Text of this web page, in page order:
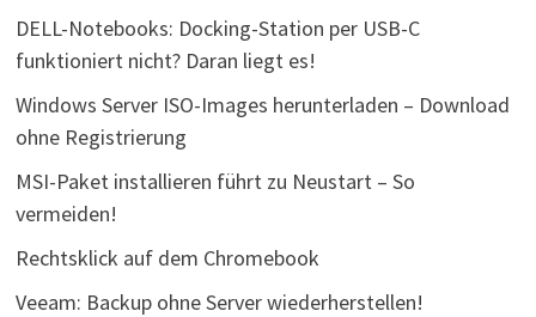
DELL-Notebooks: Docking-Station per USB-C
funktioniert nicht? Daran liegt es!
Windows Server ISO-Images herunterladen – Download
ohne Registrierung
MSI-Paket installieren führt zu Neustart – So
vermeiden!
Rechtsklick auf dem Chromebook
Veeam: Backup ohne Server wiederherstellen!